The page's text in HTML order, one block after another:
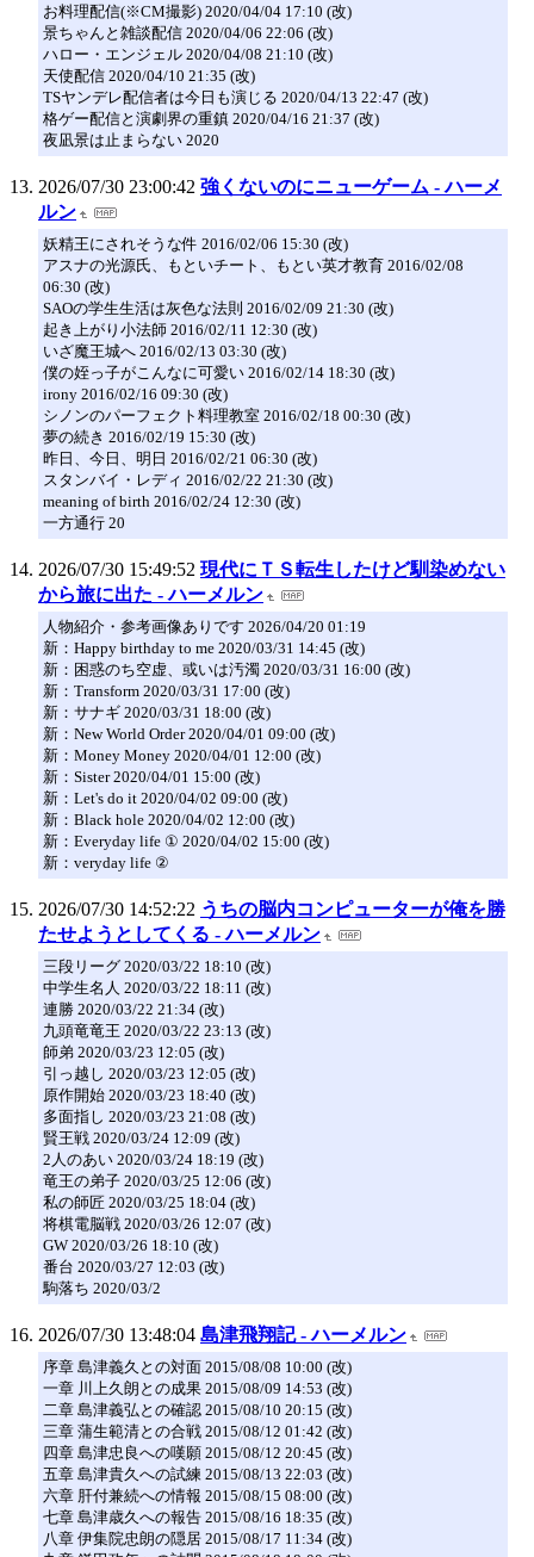
お料理配信(※CM撮影) 2020/04/04 17:10 (改)
景ちゃんと雑談配信 2020/04/06 22:06 (改)
ハロー・エンジェル 2020/04/08 21:10 (改)
天使配信 2020/04/10 21:35 (改)
TSヤンデレ配信者は今日も演じる 2020/04/13 22:47 (改)
格ゲー配信と演劇界の重鎮 2020/04/16 21:37 (改)
夜凪景は止まらない 2020
2026/07/30 23:00:42 強くないのにニューゲーム - ハーメ
ルン
妖精王にされそうな件 2016/02/06 15:30 (改)
アスナの光源氏、もといチート、もとい英才教育 2016/02/08
06:30 (改)
SAOの学生生活は灰色な法則 2016/02/09 21:30 (改)
起き上がり小法師 2016/02/11 12:30 (改)
いざ魔王城へ 2016/02/13 03:30 (改)
僕の姪っ子がこんなに可愛い 2016/02/14 18:30 (改)
irony 2016/02/16 09:30 (改)
シノンのパーフェクト料理教室 2016/02/18 00:30 (改)
夢の続き 2016/02/19 15:30 (改)
昨日、今日、明日 2016/02/21 06:30 (改)
スタンバイ・レディ 2016/02/22 21:30 (改)
meaning of birth 2016/02/24 12:30 (改)
一方通行 20
2026/07/30 15:49:52 現代にＴＳ転生したけど馴染めない
から旅に出た - ハーメルン
人物紹介・参考画像ありです 2026/04/20 01:19
新：Happy birthday to me 2020/03/31 14:45 (改)
新：困惑のち空虚、或いは汚濁 2020/03/31 16:00 (改)
新：Transform 2020/03/31 17:00 (改)
新：サナギ 2020/03/31 18:00 (改)
新：New World Order 2020/04/01 09:00 (改)
新：Money Money 2020/04/01 12:00 (改)
新：Sister 2020/04/01 15:00 (改)
新：Let's do it 2020/04/02 09:00 (改)
新：Black hole 2020/04/02 12:00 (改)
新：Everyday life ① 2020/04/02 15:00 (改)
新：veryday life ②
2026/07/30 14:52:22 うちの脳内コンピューターが俺を勝
たせようとしてくる - ハーメルン
三段リーグ 2020/03/22 18:10 (改)
中学生名人 2020/03/22 18:11 (改)
連勝 2020/03/22 21:34 (改)
九頭竜竜王 2020/03/22 23:13 (改)
師弟 2020/03/23 12:05 (改)
引っ越し 2020/03/23 12:05 (改)
原作開始 2020/03/23 18:40 (改)
多面指し 2020/03/23 21:08 (改)
賢王戦 2020/03/24 12:09 (改)
2人のあい 2020/03/24 18:19 (改)
竜王の弟子 2020/03/25 12:06 (改)
私の師匠 2020/03/25 18:04 (改)
将棋電脳戦 2020/03/26 12:07 (改)
GW 2020/03/26 18:10 (改)
番台 2020/03/27 12:03 (改)
駒落ち 2020/03/2
2026/07/30 13:48:04 島津飛翔記 - ハーメルン
序章 島津義久との対面 2015/08/08 10:00 (改)
一章 川上久朗との成果 2015/08/09 14:53 (改)
二章 島津義弘との確認 2015/08/10 20:15 (改)
三章 蒲生範清との合戦 2015/08/12 01:42 (改)
四章 島津忠良への嘆願 2015/08/12 20:45 (改)
五章 島津貴久への試練 2015/08/13 22:03 (改)
六章 肝付兼続への情報 2015/08/15 08:00 (改)
七章 島津歳久への報告 2015/08/16 18:35 (改)
八章 伊集院忠朗の隠居 2015/08/17 11:34 (改)